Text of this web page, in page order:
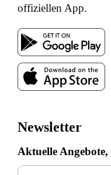
offiziellen App.
Newsletter
Aktuelle